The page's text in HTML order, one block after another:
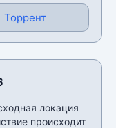
Торрент
локация
происходит